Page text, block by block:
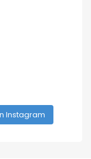
Instagram